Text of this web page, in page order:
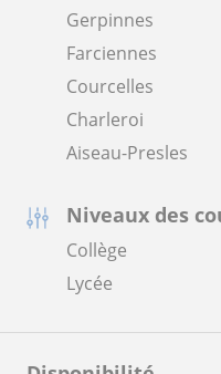
Gerpinnes
Farciennes
Courcelles
Charleroi
Aiseau-Presles
Niveaux des
Collège
Lycée